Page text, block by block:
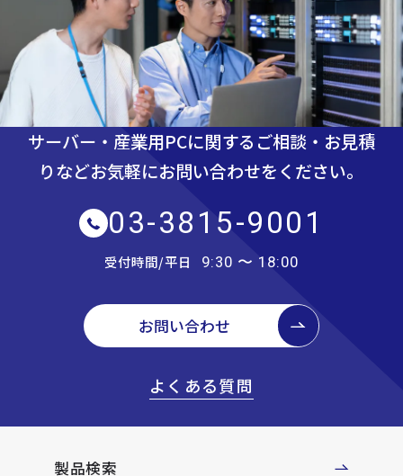
サーバー・産業用PCに関するご相談・お見積
りなどお気軽にお問い合わせをください。
03-3815-9001
受付時間/平日 9:30 〜 18:00
お問い合わせ
よくある質問
製品検索